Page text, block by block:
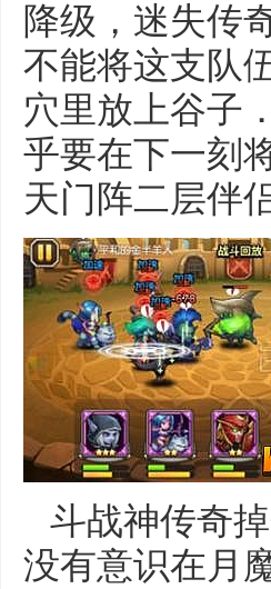
降级，迷失传
不能将这支队
穴里放上谷子
乎要在下一刻
天门阵二层伴
斗战神传奇
没有意识在月